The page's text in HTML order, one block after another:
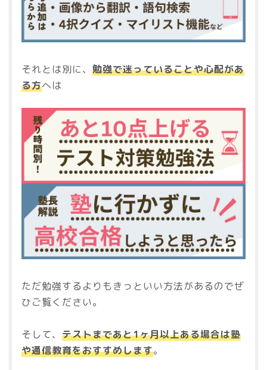
それとは別に、 勉強で迷っていることや心配があ
る方へは
ただ勉強するよりもきっといい方法があるのでぜ
ひご覧ください。
そして、 テストまであと1ヶ月以上ある場合は塾
や通信教育をおすすめします。